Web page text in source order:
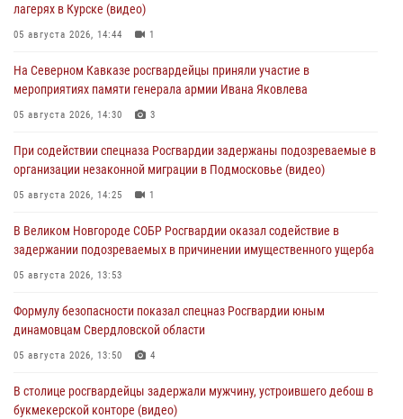
лагерях в Курске (видео)
05 августа 2026, 14:44 1
На Северном Кавказе росгвардейцы приняли участие в
мероприятиях памяти генерала армии Ивана Яковлева
05 августа 2026, 14:30 3
При содействии спецназа Росгвардии задержаны подозреваемые в
организации незаконной миграции в Подмосковье (видео)
05 августа 2026, 14:25 1
В Великом Новгороде СОБР Росгвардии оказал содействие в
задержании подозреваемых в причинении имущественного ущерба
05 августа 2026, 13:53
Формулу безопасности показал спецназ Росгвардии юным
динамовцам Свердловской области
05 августа 2026, 13:50 4
В столице росгвардейцы задержали мужчину, устроившего дебош в
букмекерской конторе (видео)